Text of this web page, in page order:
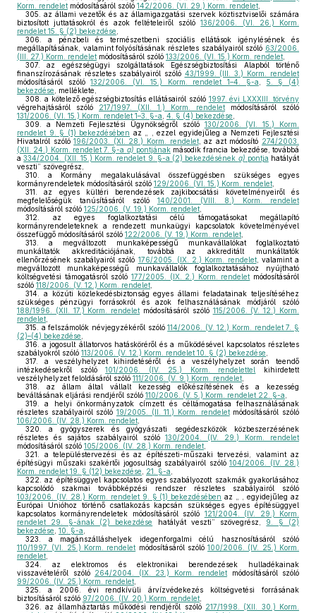
Korm. rendelet módosításáról szóló 142/2006. (VI. 29.) Korm. rendelet
305.
az állami vezetők és az államigazgatási szervek köztisztviselői számára
biztosított juttatásokról és azok feltételeiről szóló136/2006. (VI. 26.) Korm.
rendelet 15. § (2) bekezdése
306.
a pénzbeli és természetbeni szociális ellátások igénylésének és
megállapításának, valamint folyósításának részletes szabályairól szóló 63/2006.
(III. 27.) Korm. rendelet módosításáról szóló 133/2006. (VI. 15.) Korm. rendelet
307.
az egészségügyi szolgáltatások Egészségbiztosítási Alapból történő
finanszírozásának részletes szabályairól szóló 43/1999. (III. 3.) Korm. rendelet
módosításáról szóló132/2006. (VI. 15.) Korm. rendelet 1–4. §-a
5. § (4)
bekezdése , melléklete,
308.
a kötelező egészségbiztosítás ellátásairól szóló 1997. évi LXXXIII. törvény
végrehajtásáról szóló 217/1997. (XII. 1.) Korm. rendelet módosításáról szóló
131/2006. (VI. 15.) Korm. rendelet 1–3. §-a 4. § (4) bekezdése
309.
a Nemzeti Fejlesztési Ügynökségről szóló 130/2006. (VI. 15.) Korm.
rendelet 9. § (1) bekezdésében az „ , ezzel egyidejűleg a Nemzeti Fejlesztési
Hivatalról szóló196/2003. (XI. 28.) Korm. rendelet, az azt módosító 274/2003.
(XII. 24.) Korm. rendelet 7. §-a a) pontjánakmásodik francia bekezdése, továbbá
a334/2004. (XII. 15.) Korm. rendelet 9. §-a (2) bekezdésének a) pontja hatályát
veszti” szövegrész,
310.
a Kormány megalakulásával összefüggésben szükséges egyes
kormányrendeletek módosításáról szóló 129/2006. (VI. 15.) Korm. rendelet
311.
az egyes kültéri berendezések zajkibocsátási követelményeiről és
megfelelőségük tanúsításáról szóló 140/2001. (VIII. 8.) Korm. rendelet
módosításáról szóló 125/2006. (V. 19.) Korm. rendelet
312.
az egyes foglalkoztatási célú támogatásokat megállapító
kormányrendeleteknek a rendezett munkaügyi kapcsolatok követelményével
összefüggő módosításáról szóló 122/2006. (V. 19.) Korm. rendelet
313.
a megváltozott munkaképességű munkavállalókat foglalkoztató
munkáltatók akkreditációjának, továbbá az akkreditált munkáltatók
ellenőrzésének szabályairól szóló 176/2005. (IX. 2.) Korm. rendelet, valamint a
megváltozott munkaképességű munkavállalók foglalkoztatásához nyújtható
költségvetési támogatásról szóló 177/2005. (IX. 2.) Korm. rendelet módosításáról
szóló 118/2006. (V. 12.) Korm. rendelet
314.
a közúti közlekedésbiztonság egyes állami feladatainak teljesítéséhez
szükséges pénzügyi forrásokról és azok felhasználásának módjáról szóló
188/1996. (XII. 17.) Korm. rendelet módosításáról szóló 115/2006. (V. 12.) Korm.
rendelet
315.
a felszámolók névjegyzékéről szóló114/2006. (V. 12.) Korm. rendelet 7. §
(2)–(4) bekezdése
316.
a jogosult állatorvos hatásköréről és a működésével kapcsolatos részletes
szabályokról szóló 113/2006. (V. 12.) Korm. rendelet 10. § (2) bekezdése
317.
a veszélyhelyzet kihirdetéséről és a veszélyhelyzet során teendő
intézkedésekről szóló101/2006. (IV. 25.) Korm. rendelettel
kihirdetett
veszélyhelyzet feloldásáról szóló 111/2006. (V. 9.) Korm. rendelet
318.
az állam által vállalt kezesség előkészítésének és a kezesség
beváltásának eljárási rendjéről szóló 110/2006. (V. 5.) Korm. rendelet 22. §-a
319.
a helyi önkormányzatok címzett és céltámogatása felhasználásának
részletes szabályairól szóló 19/2005. (II. 11.) Korm. rendeletmódosításáról szóló
106/2006. (IV. 28.) Korm. rendelet
320.
a gyógyszerek és gyógyászati segédeszközök közbeszerzésének
részletes és sajátos szabályairól szóló130/2004. (IV. 29.) Korm. rendelet
módosításáról szóló 105/2006. (IV. 28.) Korm. rendelet
321.
a településtervezési és az építészeti-műszaki tervezési, valamint az
építésügyi műszaki szakértői jogosultság szabályairól szóló 104/2006. (IV. 28.)
Korm. rendelet 19. § (12) bekezdése
21. §-a
322.
az építésüggyel kapcsolatos egyes szabályozott szakmák gyakorlásához
kapcsolódó szakmai továbbképzési rendszer részletes szabályairól szóló
103/2006. (IV. 28.) Korm. rendelet 9. § (1) bekezdésében az „ , egyidejűleg az
Európai Unióhoz történő csatlakozás kapcsán szükséges egyes építésüggyel
kapcsolatos kormányrendeletek módosításáról szóló 121/2004. (IV. 29.) Korm.
rendelet 29. §-ának (2) bekezdése
hatályát veszti” szövegrész, 9. § (2)
bekezdése 10. §-a
323.
a magánszálláshelyek idegenforgalmi célú hasznosításáról szóló
110/1997. (VI. 25.) Korm. rendelet módosításáról szóló100/2006. (IV. 25.) Korm.
rendelet
324.
az elektromos és elektronikai berendezések hulladékainak
visszavételéről szóló 264/2004. (IX. 23.) Korm. rendelet módosításáról szóló
99/2006. (IV. 25.) Korm. rendelet
325.
a 2006. évi rendkívüli árvízvédekezés költségvetési forrásának
biztosításáról szóló 97/2006. (IV. 20.) Korm. rendelet
326.
az államháztartás működési rendjéről szóló 217/1998. (XII. 30.) Korm.